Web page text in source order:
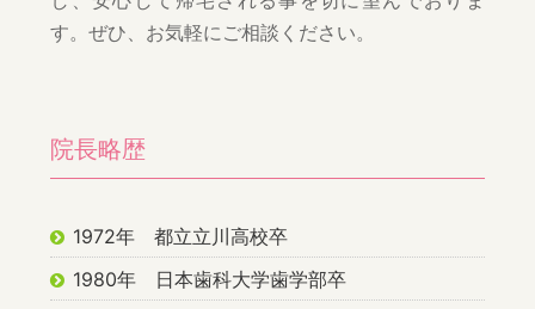
す。ぜひ、お気軽にご相談ください。
院長略歴
1972年 都立立川高校卒
1980年 日本歯科大学歯学部卒